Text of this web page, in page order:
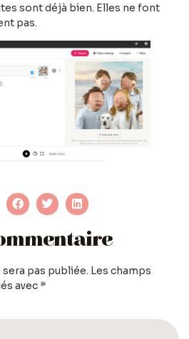
sont déjà bien. Elles ne font
pas.
pas publiée. Les champs
avec *